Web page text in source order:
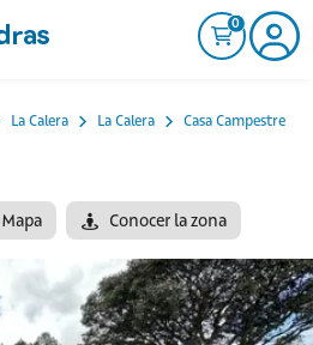
0
La Calera La Calera Casa Campestre
Mapa Conocer la zona